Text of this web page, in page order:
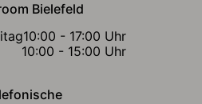
Bielefeld
10:00 - 17:00 Uhr
10:00 - 15:00 Uhr